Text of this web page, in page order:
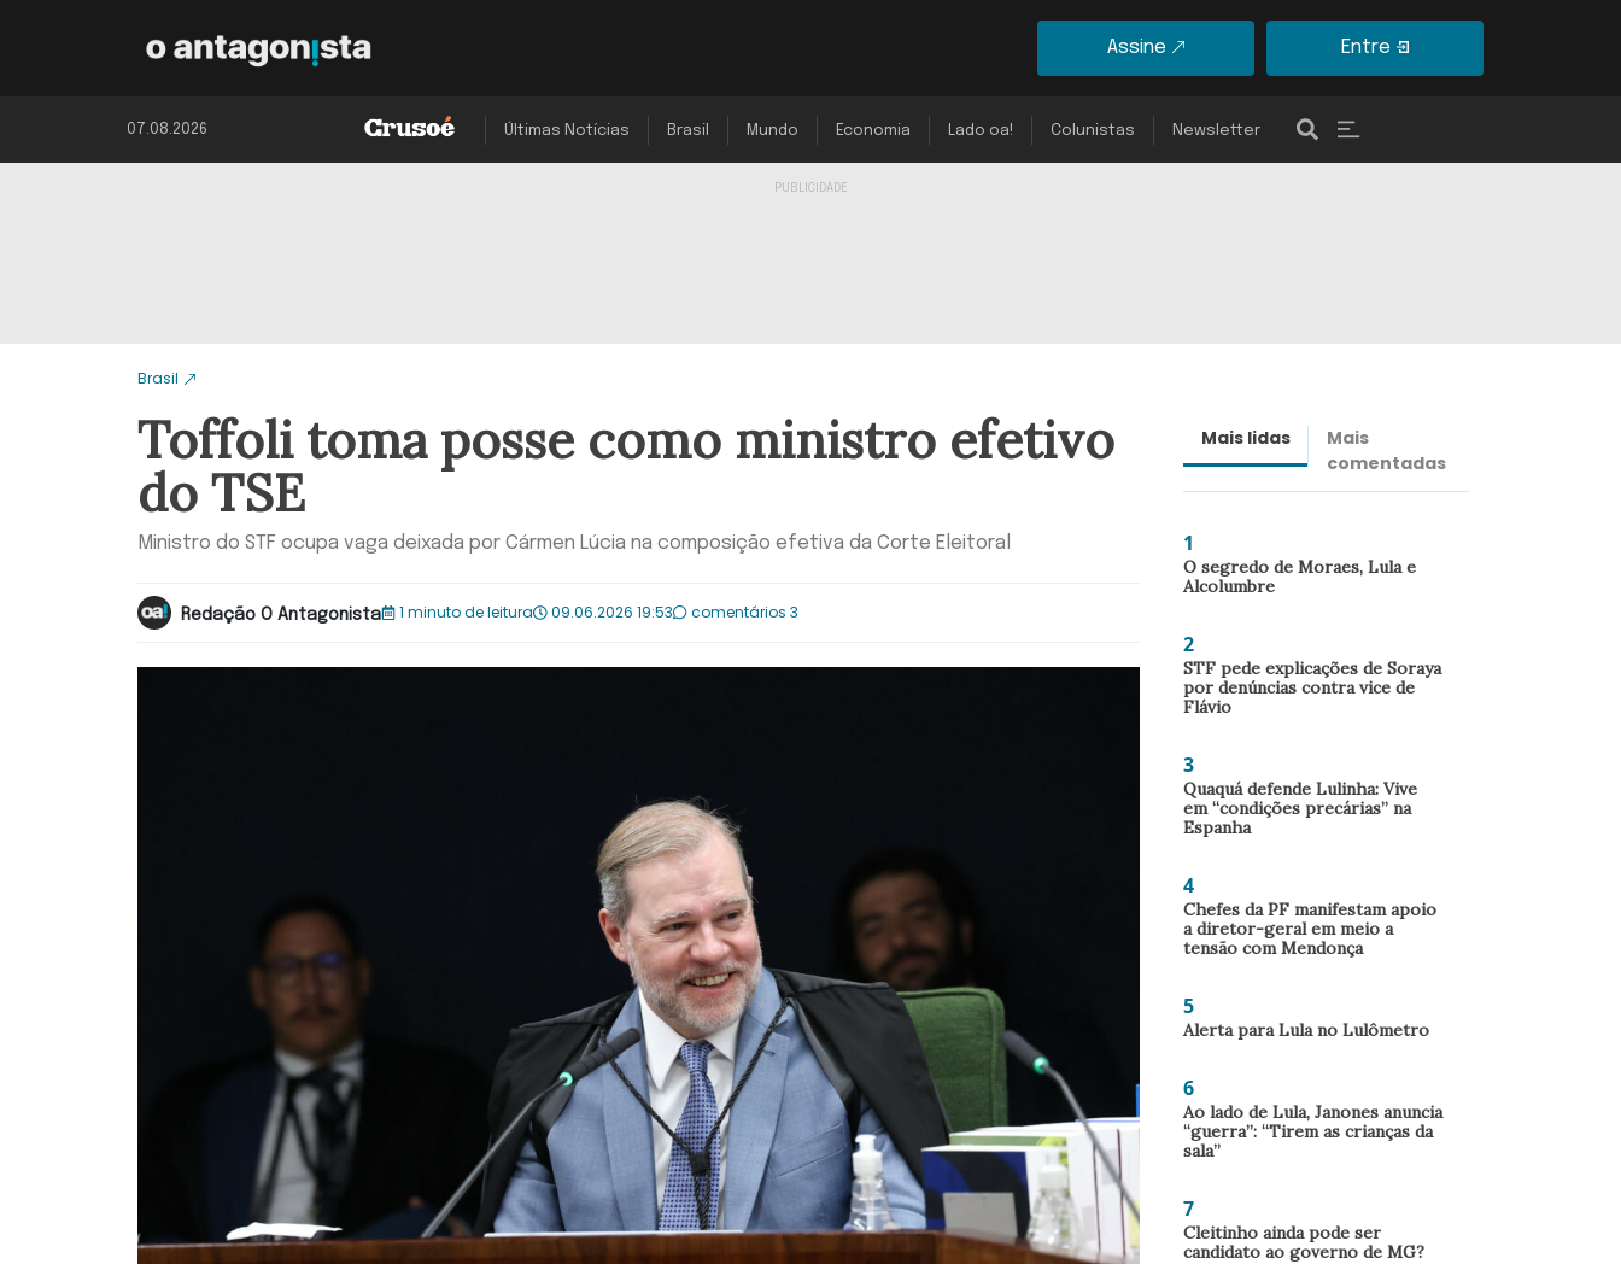
Assine Entre
07.08.2026 Últimas Notícias Brasil Mundo Economia Lado oa! Colunistas Newsletter
Brasil
Toffoli toma posse como ministro efetivo
do TSE
Ministro do STF ocupa vaga deixada por Cármen Lúcia na composição efetiva da Corte Eleitoral
Redação O Antagonista 1 minuto de leitura 09.06.2026 19:53 comentários 3
Mais lidas
Mais
comentadas
1
O segredo de Moraes, Lula e
Alcolumbre
2
STF pede explicações de Soraya
por denúncias contra vice de
Flávio
3
Quaquá defende Lulinha: Vive
em “condições precárias” na
Espanha
4
Chefes da PF manifestam apoio
a diretor-geral em meio a
tensão com Mendonça
5
Alerta para Lula no Lulômetro
6
Ao lado de Lula, Janones anuncia
“guerra”: “Tirem as crianças da
sala”
7
Cleitinho ainda pode ser
candidato ao governo de MG?